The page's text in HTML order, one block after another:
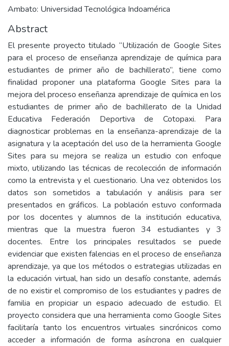
Ambato: Universidad Tecnológica Indoamérica
Abstract
El presente proyecto titulado “Utilización de Google Sites
para el proceso de enseñanza aprendizaje de química para
estudiantes de primer año de bachillerato”, tiene como
finalidad proponer una plataforma Google Sites para la
mejora del proceso enseñanza aprendizaje de química en los
estudiantes de primer año de bachillerato de la Unidad
Educativa Federación Deportiva de Cotopaxi. Para
diagnosticar problemas en la enseñanza-aprendizaje de la
asignatura y la aceptación del uso de la herramienta Google
Sites para su mejora se realiza un estudio con enfoque
mixto, utilizando las técnicas de recolección de información
como la entrevista y el cuestionario. Una vez obtenidos los
datos son sometidos a tabulación y análisis para ser
presentados en gráficos. La población estuvo conformada
por los docentes y alumnos de la institución educativa,
mientras que la muestra fueron 34 estudiantes y 3
docentes. Entre los principales resultados se puede
evidenciar que existen falencias en el proceso de enseñanza
aprendizaje, ya que los métodos o estrategias utilizadas en
la educación virtual, han sido un desafío constante, además
de no existir el compromiso de los estudiantes y padres de
familia en propiciar un espacio adecuado de estudio. El
proyecto considera que una herramienta como Google Sites
facilitaría tanto los encuentros virtuales sincrónicos como
acceder a información de forma asíncrona en cualquier